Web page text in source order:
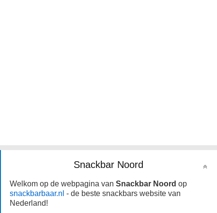
Snackbar Noord
Welkom op de webpagina van Snackbar Noord op
snackbarbaar.nl - de beste snackbars website van
Nederland!